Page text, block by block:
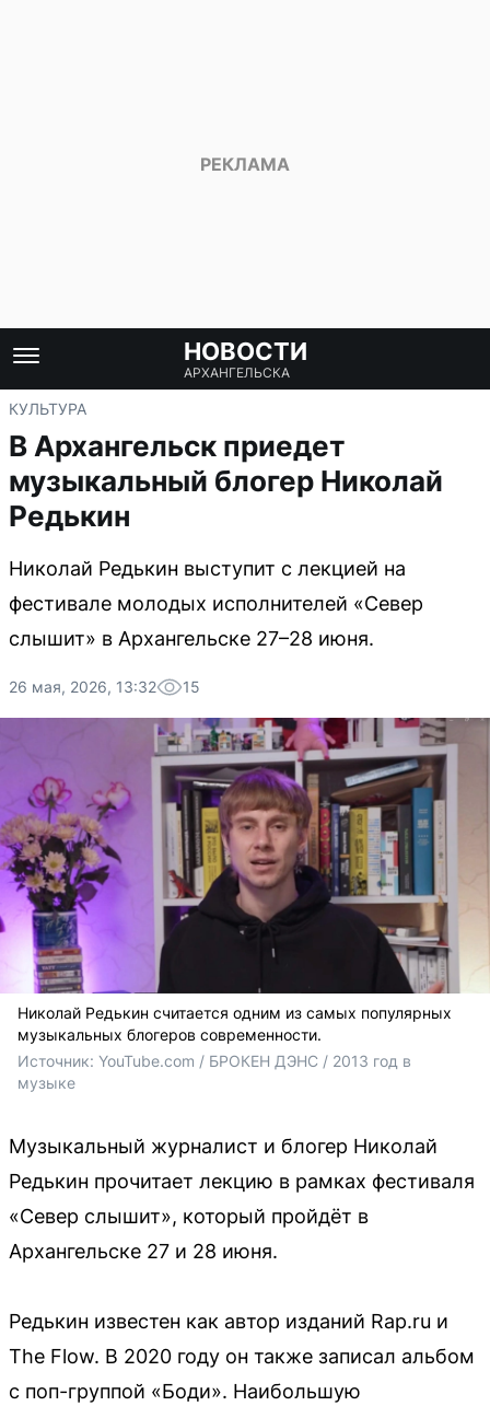
НОВОСТИ
АРХАНГЕЛЬСКА
КУЛЬТУРА
В Архангельск приедет
музыкальный блогер Николай
Редькин
Николай Редькин выступит с лекцией на
фестивале молодых исполнителей «Север
слышит» в Архангельске 27–28 июня.
26 мая, 2026, 13:32 15
Николай Редькин считается одним из самых популярных
музыкальных блогеров современности.
Источник: YouTube.com / БРОКЕН ДЭНС / 2013 год в
музыке
Музыкальный журналист и блогер Николай
Редькин прочитает лекцию в рамках фестиваля
«Север слышит», который пройдёт в
Архангельске 27 и 28 июня.
Редькин известен как автор изданий Rap.ru и
The Flow. В 2020 году он также записал альбом
с поп-группой «Боди». Наибольшую